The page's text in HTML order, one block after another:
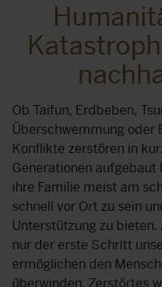
Ob Taifun, Erdbeben,
Überschwemmung oder
Konflikte zerstören in
Generationen aufgebaut
ihre Familie meist am
schnell vor Ort zu sein
Unterstützung zu
nur der erste Schritt
ermöglichen den
überwinden, Zerstörtes